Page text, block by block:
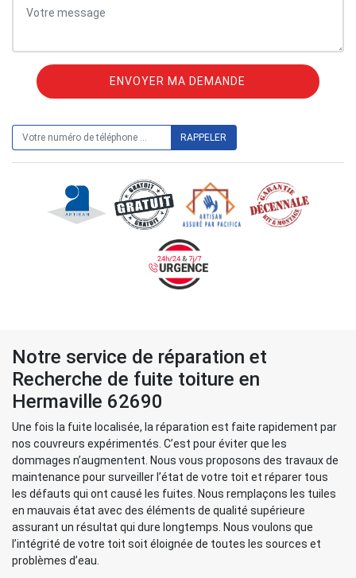
Notre service de réparation et
Recherche de fuite toiture en
Hermaville 62690
Une fois la fuite localisée, la réparation est faite rapidement par
nos couvreurs expérimentés. C’est pour éviter que les
dommages n’augmentent. Nous vous proposons des travaux de
maintenance pour surveiller l’état de votre toit et réparer tous
les défauts qui ont causé les fuites. Nous remplaçons les tuiles
en mauvais état avec des éléments de qualité supérieure
assurant un résultat qui dure longtemps. Nous voulons que
l’intégrité de votre toit soit éloignée de toutes les sources et
problèmes d’eau.